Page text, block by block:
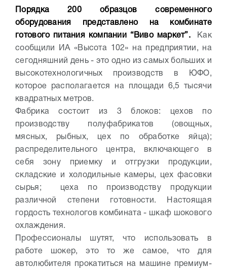
Порядка 200 образцов современного
оборудования представлено на комбинате
готового питания компании “Виво маркет”. Как
сообщили ИА «Высота 102» на предприятии, на
сегодняшний день - это одно из самых больших и
высокотехнологичных производств в ЮФО,
которое располагается на площади 6,5 тысячи
квадратных метров.
Фабрика состоит из 3 блоков: цехов по
производству полуфабрикатов (овощных,
мясных, рыбных, цех по обработке яйца);
распределительного центра, включающего в
себя зону приемку и отгрузки продукции,
складские и холодильные камеры, цех фасовки
сырья; цеха по производству продукции
различной степени готовности. Настоящая
гордость технологов комбината - шкаф шокового
охлаждения.
Профессионалы шутят, что использовать в
работе шокер, это то же самое, что для
автолюбителя прокатиться на машине премиум-